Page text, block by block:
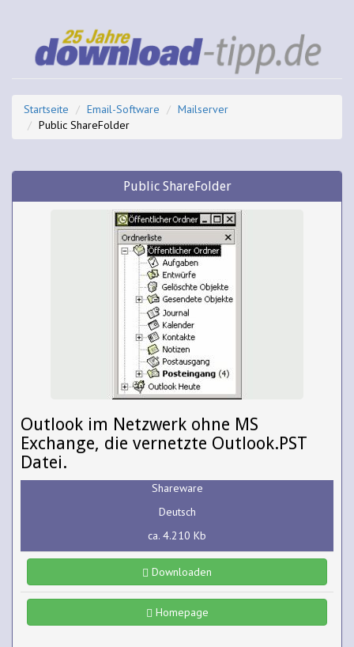
Startseite Email-Software
Mailserver
Public ShareFolder
Public ShareFolder
Outlook im Netzwerk ohne MS
Exchange, die vernetzte Outlook.PST
Datei.
Shareware
Deutsch
ca. 4.210 Kb
Downloaden
Homepage